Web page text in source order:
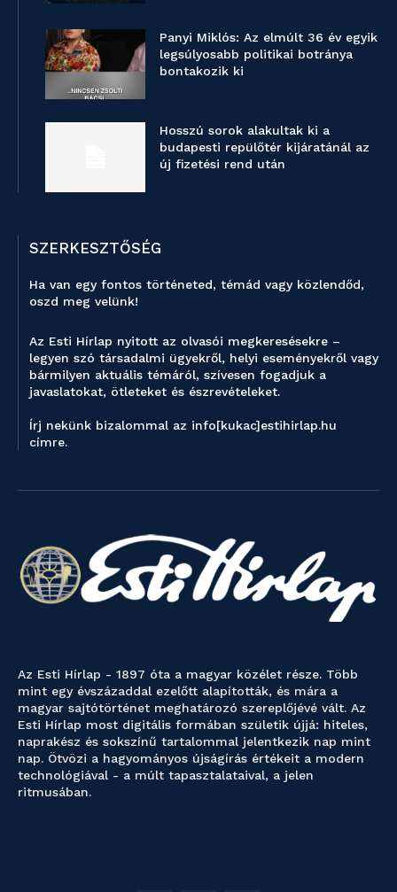
Panyi Miklós: Az elmúlt 36 év egyik
legsúlyosabb politikai botránya
bontakozik ki
Hosszú sorok alakultak ki a
budapesti repülőtér kijáratánál az
új fizetési rend után
SZERKESZTŐSÉG
Ha van egy fontos történeted, témád vagy közlendőd,
oszd meg velünk!
Az Esti Hírlap nyitott az olvasói megkeresésekre –
legyen szó társadalmi ügyekről, helyi eseményekről vagy
bármilyen aktuális témáról, szívesen fogadjuk a
javaslatokat, ötleteket és észrevételeket.
Írj nekünk bizalommal az info[kukac]estihirlap.hu
címre.
Az Esti Hírlap - 1897 óta a magyar közélet része. Több
mint egy évszázaddal ezelőtt alapították, és mára a
magyar sajtótörténet meghatározó szereplőjévé vált. Az
Esti Hírlap most digitális formában születik újjá: hiteles,
naprakész és sokszínű tartalommal jelentkezik nap mint
nap. Ötvözi a hagyományos újságírás értékeit a modern
technológiával - a múlt tapasztalataival, a jelen
ritmusában.